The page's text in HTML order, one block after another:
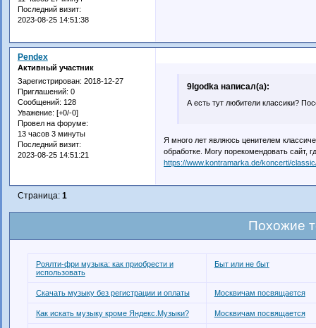
Последний визит:
2023-08-25 14:51:38
Pendex
Активный участник
Зарегистрирован: 2018-12-27
Приглашений: 0
Сообщений: 128
Уважение: [+0/-0]
Провел на форуме:
13 часов 3 минуты
Последний визит:
2023-08-25 14:51:21
9Igodka написал(а):
А есть тут любители классики?
Я много лет являюсь ценителем
обработке. Могу порекомендовать сайт,
https://www.kontramarka.de/koncerti/
Страница: 1
Похожие
Роялти-фри музыка: как приобрести и
использовать
Быт или не быт
Скачать музыку без регистрации и оплаты Москвичам посвящается
Как искать музыку кроме Яндекс.Музыки? Москвичам посвящается